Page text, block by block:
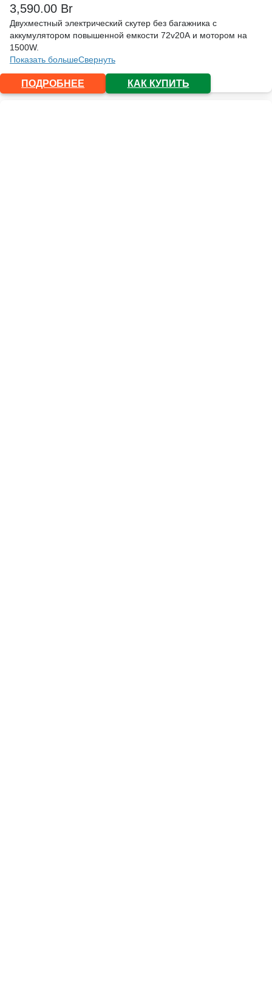
3,590.00 Br
Двухместный электрический скутер без багажника с
аккумулятором повышенной емкости 72v20А и мотором на
1500W.
Показать большеСвернуть
ПОДРОБНЕЕ КАК КУПИТЬ